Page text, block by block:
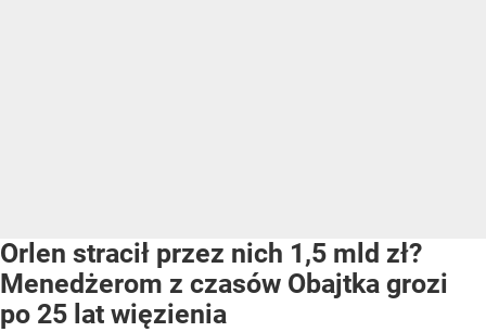
Orlen stracił przez nich 1,5 mld zł?
Menedżerom z czasów Obajtka grozi
po 25 lat więzienia